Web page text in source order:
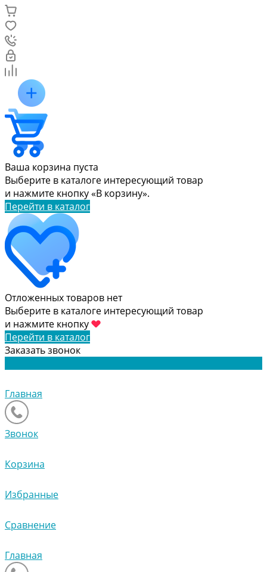
Ваша корзина пуста
Выберите в каталоге интересующий товар
и нажмите кнопку «В корзину».
Перейти в каталог
Отложенных товаров нет
Выберите в каталоге интересующий товар
и нажмите кнопку
Перейти в каталог
Заказать звонок
Главная
Звонок
Корзина
Избранные
Сравнение
Главная